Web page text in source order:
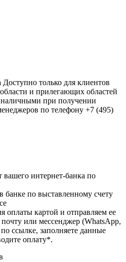
только для клиентов
и прилегающих областей
при получении
по телефону +7 (495)
вашего интернет-банка по
банке по выставленному счету
оплаты картой и отправляем ее
или мессенджер (WhatsApp,
ссылке, заполняете данные
оплату*.